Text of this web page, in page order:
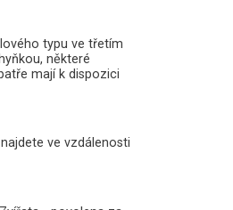
typu ve třetím
některé
mají k dispozici
ve vzdálenosti